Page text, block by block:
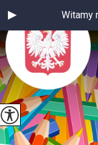
Witamy na stronie